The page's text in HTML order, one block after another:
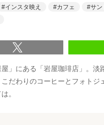
インスタ映え カフェ サン
」にある「岩屋珈琲店」。
だわりのコーヒーとフォト
。